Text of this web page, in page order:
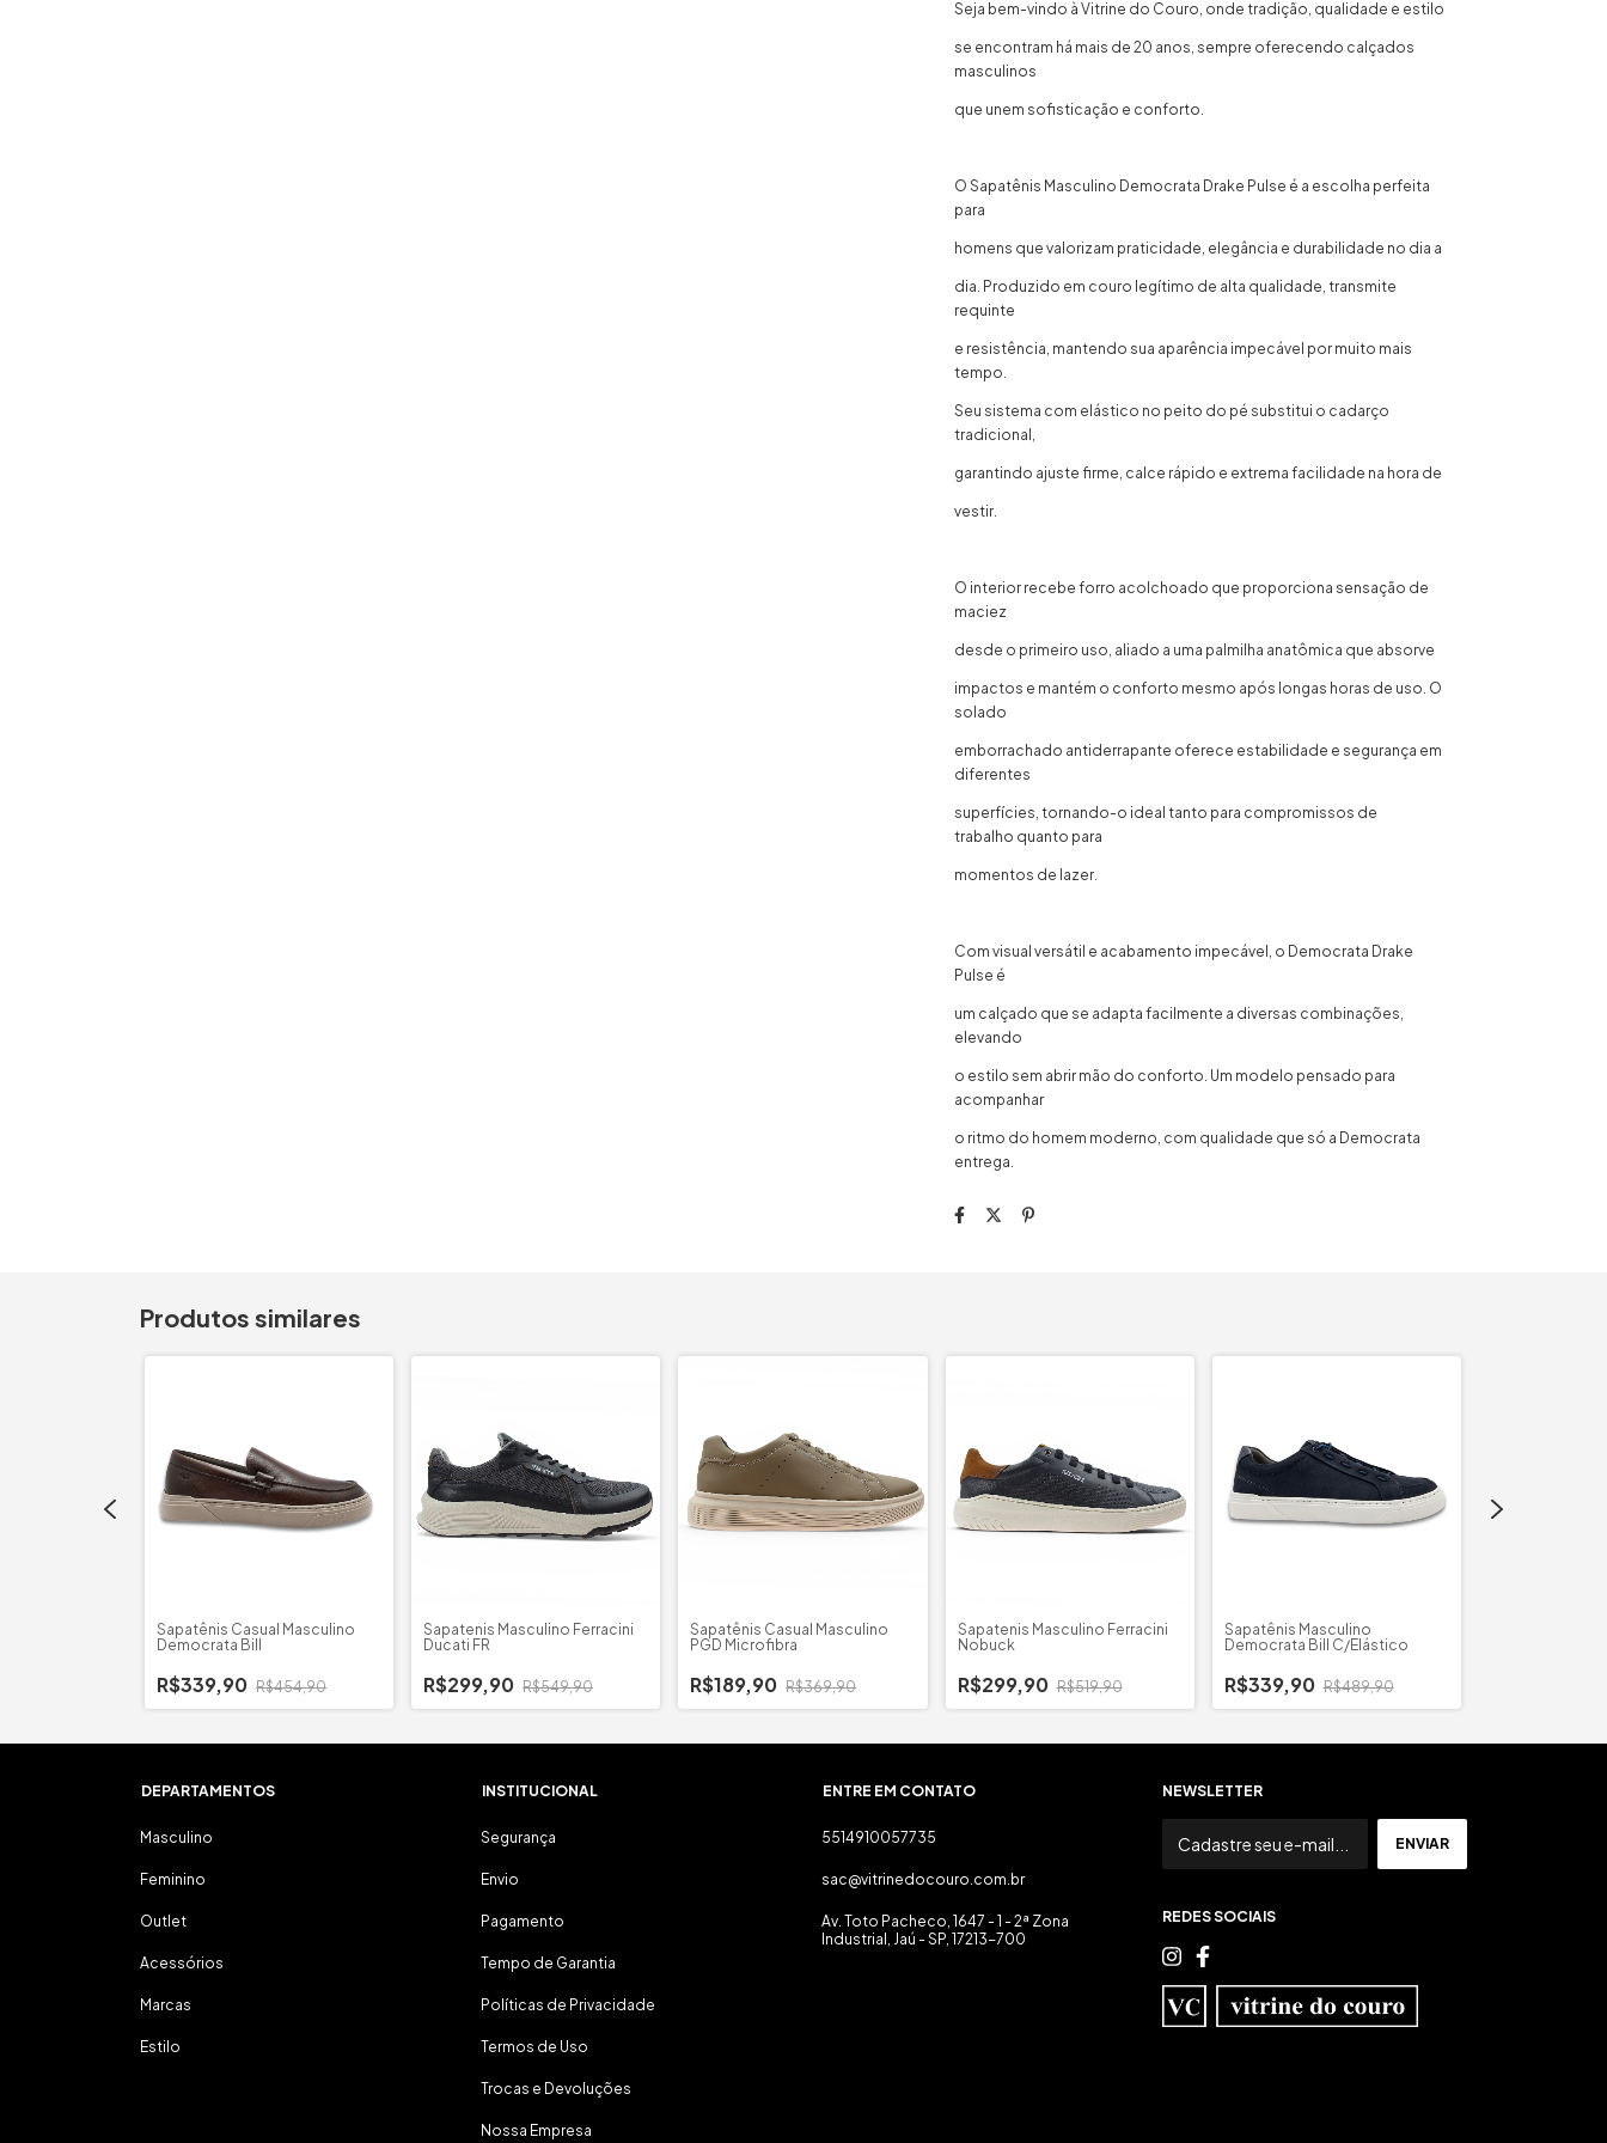
Seja bem-vindo à Vitrine do Couro, onde tradição, qualidade e estilo
se encontram há mais de 20 anos, sempre oferecendo calçados
masculinos
que unem sofisticação e conforto.
O Sapatênis Masculino Democrata Drake Pulse é a escolha perfeita
para
homens que valorizam praticidade, elegância e durabilidade no dia a
dia. Produzido em couro legítimo de alta qualidade, transmite
requinte
e resistência, mantendo sua aparência impecável por muito mais
tempo.
Seu sistema com elástico no peito do pé substitui o cadarço
tradicional,
garantindo ajuste firme, calce rápido e extrema facilidade na hora de
vestir.
O interior recebe forro acolchoado que proporciona sensação de
maciez
desde o primeiro uso, aliado a uma palmilha anatômica que absorve
impactos e mantém o conforto mesmo após longas horas de uso. O
solado
emborrachado antiderrapante oferece estabilidade e segurança em
diferentes
superfícies, tornando-o ideal tanto para compromissos de
trabalho quanto para
momentos de lazer.
Com visual versátil e acabamento impecável, o Democrata Drake
Pulse é
um calçado que se adapta facilmente a diversas combinações,
elevando
o estilo sem abrir mão do conforto. Um modelo pensado para
acompanhar
o ritmo do homem moderno, com qualidade que só a Democrata
entrega.
Produtos similares
Sapatênis Casual Masculino
Democrata Bill
R$339,90 R$454,90
Sapatenis Masculino Ferracini
Ducati FR
R$299,90 R$549,90
Sapatênis Casual Masculino
PGD Microfibra
R$189,90 R$369,90
Sapatenis Masculino Ferracini
Nobuck
R$299,90 R$519,90
Sapatênis Masculino
Democrata Bill C/Elástico
R$339,90 R$489,90
DEPARTAMENTOS
Masculino
Feminino
Outlet
Acessórios
Marcas
Estilo
INSTITUCIONAL
Segurança
Envio
Pagamento
Tempo de Garantia
Políticas de Privacidade
Termos de Uso
Trocas e Devoluções
Nossa Empresa
ENTRE EM CONTATO
5514910057735
sac@vitrinedocouro.com.br
Av. Toto Pacheco, 1647 - 1 - 2ª Zona
Industrial, Jaú - SP, 17213-700
NEWSLETTER
REDES SOCIAIS